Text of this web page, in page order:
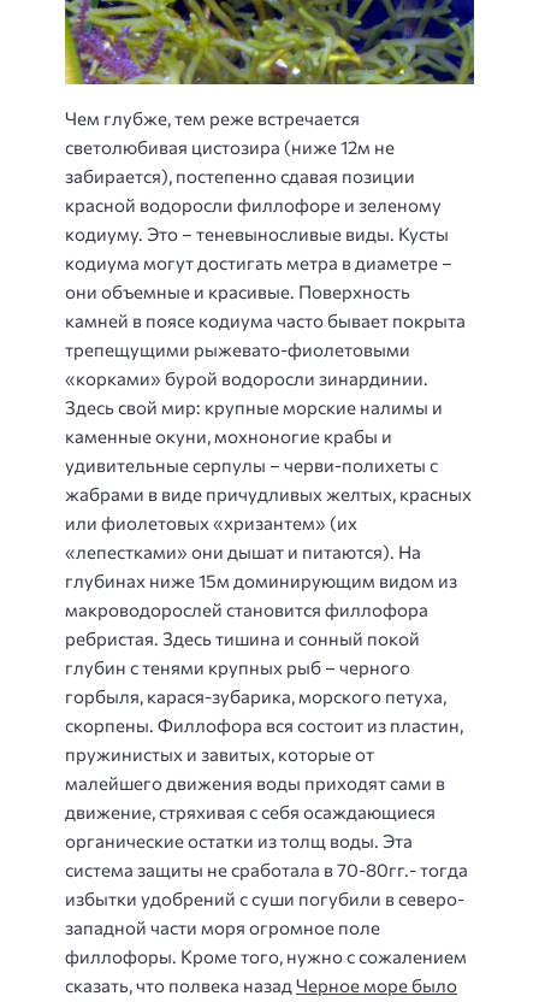
Чем глубже, тем реже встречается
светолюбивая цистозира (ниже 12м не
забирается), постепенно сдавая позиции
красной водоросли филлофоре и зеленому
кодиуму. Это – теневыносливые виды. Кусты
кодиума могут достигать метра в диаметре –
они объемные и красивые. Поверхность
камней в поясе кодиума часто бывает покрыта
трепещущими рыжевато-фиолетовыми
«корками» бурой водоросли зинардинии.
Здесь свой мир: крупные морские налимы и
каменные окуни, мохноногие крабы и
удивительные серпулы – черви-полихеты с
жабрами в виде причудливых желтых, красных
или фиолетовых «хризантем» (их
«лепестками» они дышат и питаются). На
глубинах ниже 15м доминирующим видом из
макроводорослей становится филлофора
ребристая. Здесь тишина и сонный покой
глубин с тенями крупных рыб – черного
горбыля, карася-зубарика, морского петуха,
скорпены. Филлофора вся состоит из пластин,
пружинистых и завитых, которые от
малейшего движения воды приходят сами в
движение, стряхивая с себя осаждающиеся
органические остатки из толщ воды. Эта
система защиты не сработала в 70-80гг.- тогда
избытки удобрений с суши погубили в северо-
западной части моря огромное поле
филлофоры. Кроме того, нужно с сожалением
сказать, что полвека назад Черное море было